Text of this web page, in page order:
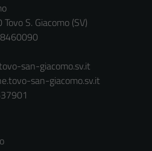
S. Giacomo (SV)
san-giacomo.sv.it
san-giacomo.sv.it